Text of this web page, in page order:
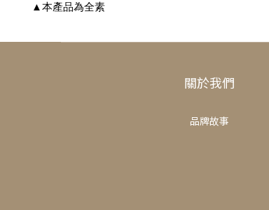
▲本產品為全素
關於我們
品牌故事